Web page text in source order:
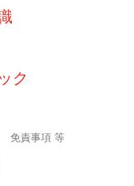
ク
免責事項 等